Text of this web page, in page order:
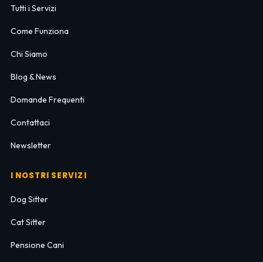
Tutti i Servizi
Come Funziona
Chi Siamo
Blog & News
Domande Frequenti
Contattaci
Newsletter
I NOSTRI SERVIZI
Dog Sitter
Cat Sitter
Pensione Cani